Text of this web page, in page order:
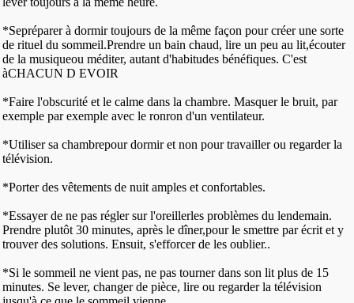
*Sepréparer à dormir toujours de la même façon pour créer une sorte
de rituel du sommeil.Prendre un bain chaud, lire un peu au lit,écouter
de la musiqueou méditer, autant d'habitudes bénéfiques. C'est
àCHACUN D EVOIR
*Faire l'obscurité et le calme dans la chambre. Masquer le bruit, par
exemple par exemple avec le ronron d'un ventilateur.
*Utiliser sa chambrepour dormir et non pour travailler ou regarder la
télévision.
*Porter des vêtements de nuit amples et confortables.
*Essayer de ne pas régler sur l'oreillerles problèmes du lendemain.
Prendre plutôt 30 minutes, après le dîner,pour le smettre par écrit et y
trouver des solutions. Ensuit, s'efforcer de les oublier..
*Si le sommeil ne vient pas, ne pas tourner dans son lit plus de 15
minutes. Se lever, changer de pièce, lire ou regarder la télévision